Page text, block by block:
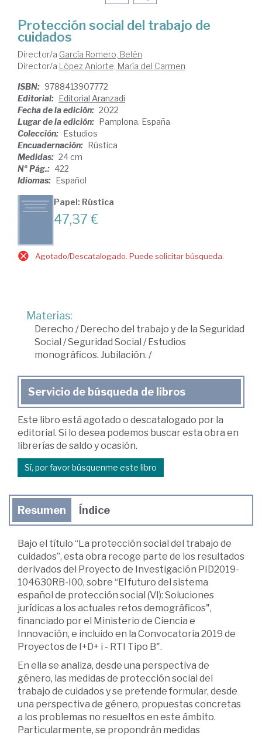
Protección social del trabajo de
cuidados
Director/a García Romero, Belén
Director/a López Aniorte, María del Carmen
ISBN: 9788413907772
Editorial: Editorial Aranzadi
Fecha de la edición: 2022
Lugar de la edición: Pamplona. España
Colección: Estudios
Encuadernación: Rústica
Medidas: 24 cm
Nº Pág.: 422
Idiomas: Español
Papel: Rústica
47,37 €
Agotado/Descatalogado. Puede solicitar búsqueda.
Materias:
Derecho /Derecho del trabajo y de la Seguridad
Social /Seguridad Social /Estudios
monográficos. Jubilación. /
Servicio de búsqueda de libros
Este libro está agotado o descatalogado por la
editorial. Si lo desea podemos buscar esta obra en
librerías de saldo y ocasión.
Sí, por favor búsquenme este libro
Resumen Índice
Bajo el título “La protección social del trabajo de
cuidados”, esta obra recoge parte de los resultados
derivados del Proyecto de Investigación PID2019-
104630RB-I00, sobre “El futuro del sistema
español de protección social (VI): Soluciones
jurídicas a los actuales retos demográficos",
financiado por el Ministerio de Ciencia e
Innovación, e incluido en la Convocatoria 2019 de
Proyectos de I+D+ i - RTI Tipo B".
En ella se analiza, desde una perspectiva de
género, las medidas de protección social del
trabajo de cuidados y se pretende formular, desde
una perspectiva de género, propuestas concretas
a los problemas no resueltos en este ámbito.
Particularmente, se propondrán medidas